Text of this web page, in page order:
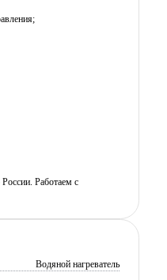
Работаем с
Водяной нагреватель